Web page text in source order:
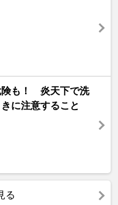
険も！ 炎天下で洗
に注意すること
る